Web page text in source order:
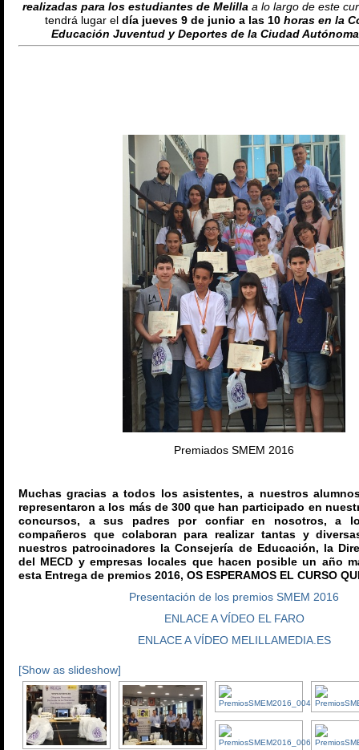
realizadas para los estudiantes de Melilla a lo largo de este
tendrá lugar el día jueves 9 de junio a las 10 horas en la
Educación Juventud y Deportes de la Ciudad
Premiados SMEM 2016
Muchas gracias a todos los asistentes, a nuestros
representaron a los más de 300 que han participado en
concursos, a sus padres por confiar en nosotros, a
compañeros que colaboran para realizar tantas y
nuestros patrocinadores la Consejería de Educación, la
del MECD y empresas locales que hacen posible un año
esta Entrega de premios 2016, OS ESPERAMOS EL CURSO
Presentación de los premios SMEM 2016
ENLACE A VÍDEO EL FARO
ENLACE A VÍDEO MELILLAMEDIA.ES
[Show as slideshow]